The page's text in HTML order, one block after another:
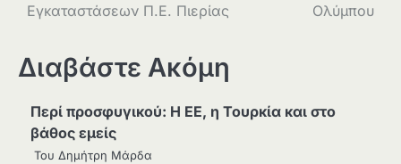
Εγκαταστάσεων Π.Ε. Πιερίας
Ολύμπου
Διαβάστε Ακόμη
Περί προσφυγικού: Η ΕΕ, η Τουρκία και στο
βάθος εμείς
Του Δημήτρη Μάρδα